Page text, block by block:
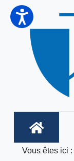
Vous êtes ici :